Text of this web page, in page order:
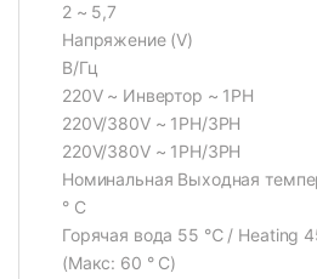
2 ~ 5,7
Напряжение (V)
В/Гц
220V ~ Инвертор ~ 1PH
220V/380V ~ 1PH/3PH
220V/380V ~ 1PH/3PH
Номинальная Выходная
° С
Горячая вода 55 ℃ / Heating
(Макс: 60 ° C)